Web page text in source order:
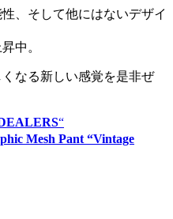
、そして他にはないデザイ
中。
なる新しい感覚を是非ぜ
“
Mesh Pant “Vintage